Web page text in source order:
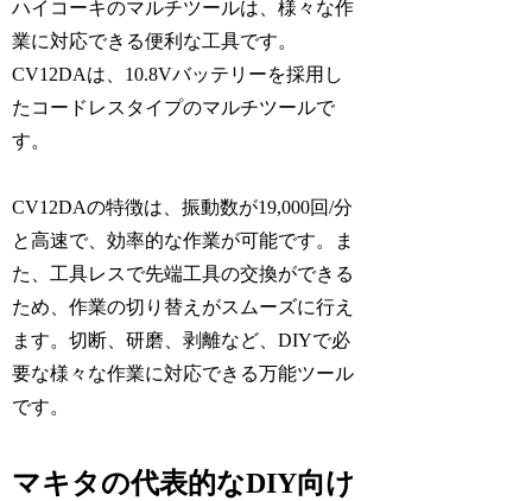
ハイコーキのマルチツールは、様々な作
業に対応できる便利な工具です。
CV12DAは、10.8Vバッテリーを採用し
たコードレスタイプのマルチツールで
す。
CV12DAの特徴は、振動数が19,000回/分
と高速で、効率的な作業が可能です。ま
た、工具レスで先端工具の交換ができる
ため、作業の切り替えがスムーズに行え
ます。切断、研磨、剥離など、DIYで必
要な様々な作業に対応できる万能ツール
です。
マキタの代表的なDIY向け